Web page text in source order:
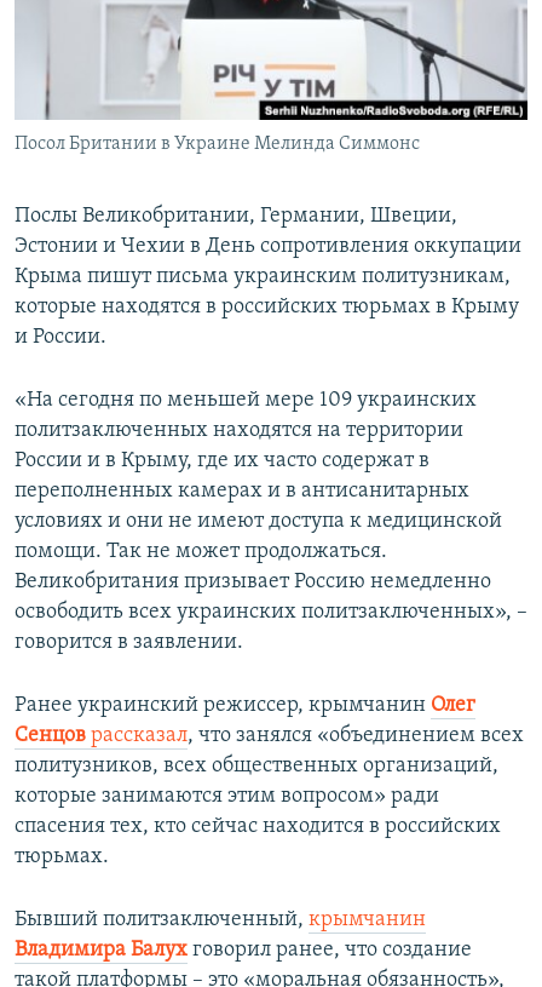
ПОБЕДИТЕЛЕЙ НЕ СУДЯТ?
КРЫМ.НЕПОКОРЕННЫЙ
ELIFBE
УКРАИНСКАЯ ПРОБЛЕМА КРЫМА
ПРИСОЕДИНЯЙТЕСЬ!
Посол Британии в Украине Мелинда Симмонс
Послы Великобритании, Германии, Швеции,
Эстонии и Чехии в День сопротивления оккупации
Крыма пишут письма украинским политузникам,
которые находятся в российских тюрьмах в Крыму
и России.
«На сегодня по меньшей мере 109 украинских
политзаключенных находятся на территории
России и в Крыму, где их часто содержат в
переполненных камерах и в антисанитарных
условиях и они не имеют доступа к медицинской
помощи. Так не может продолжаться.
Великобритания призывает Россию немедленно
освободить всех украинских политзаключенных», –
говорится в заявлении.
Ранее украинский режиссер, крымчанин Олег
Сенцов рассказал, что занялся «объединением всех
политузников, всех общественных организаций,
которые занимаются этим вопросом» ради
спасения тех, кто сейчас находится в российских
тюрьмах.
Бывший политзаключенный, крымчанин
Владимира Балух говорил ранее, что создание
такой платформы – это «моральная обязанность»,